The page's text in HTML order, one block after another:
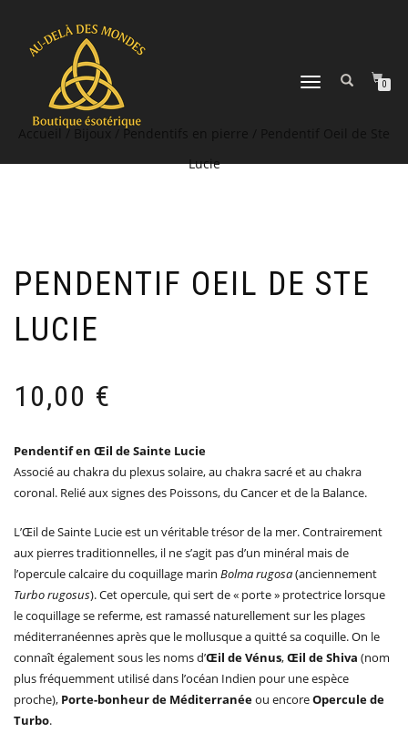
DÉPLIER
0
/ Pendentifs en pierre
Lucie
PENDENTIF OEIL DE STE
LUCIE
10,00 €
Pendentif en Œil de Sainte Lucie
Associé au chakra du plexus solaire, au chakra sacré et au chakra
coronal. Relié aux signes des Poissons, du Cancer et de la Balance.
L’Œil de Sainte Lucie est un véritable trésor de la mer. Contrairement
aux pierres traditionnelles, il ne s’agit pas d’un minéral mais de
l’opercule calcaire du coquillage marin Bolma rugosa(anciennement
Turbo rugosus). Cet opercule, qui sert de « porte » protectrice lorsque
le coquillage se referme, est ramassé naturellement sur les plages
méditerranéennes après que le mollusque a quitté sa coquille. On le
connaît également sous les noms d’Œil de Vénus,Œil de Shiva (nom
plus fréquemment utilisé dans l’océan Indien pour une espèce
proche), Porte-bonheur de Méditerranéeou encoreOpercule de
Turbo.